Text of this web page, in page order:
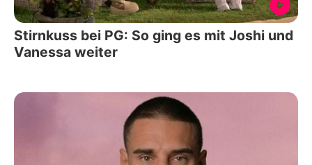
Stirnkuss bei PG: So ging es mit Joshi und
Vanessa weiter